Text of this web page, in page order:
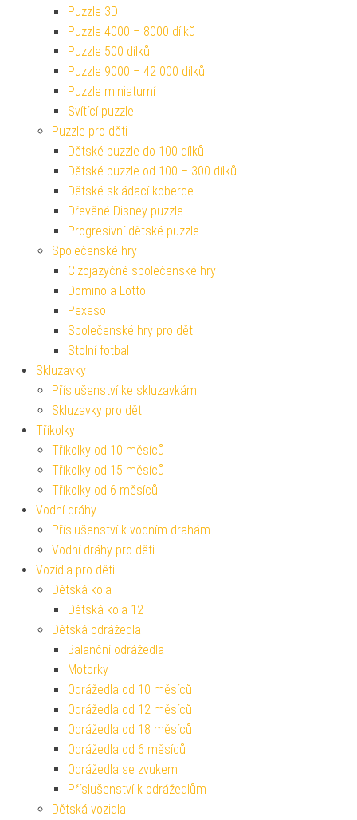
Puzzle 3D
Puzzle 4000 – 8000 dílků
Puzzle 500 dílků
Puzzle 9000 – 42 000 dílků
Puzzle miniaturní
Svítící puzzle
Puzzle pro děti
Dětské puzzle do 100 dílků
Dětské puzzle od 100 – 300 dílků
Dětské skládací koberce
Dřevěné Disney puzzle
Progresivní dětské puzzle
Společenské hry
Cizojazyčné společenské hry
Domino a Lotto
Pexeso
Společenské hry pro děti
Stolní fotbal
Skluzavky
Příslušenství ke skluzavkám
Skluzavky pro děti
Tříkolky
Tříkolky od 10 měsíců
Tříkolky od 15 měsíců
Tříkolky od 6 měsíců
Vodní dráhy
Příslušenství k vodním drahám
Vodní dráhy pro děti
Vozidla pro děti
Dětská kola
Dětská kola 12
Dětská odrážedla
Balanční odrážedla
Motorky
Odrážedla od 10 měsíců
Odrážedla od 12 měsíců
Odrážedla od 18 měsíců
Odrážedla od 6 měsíců
Odrážedla se zvukem
Příslušenství k odrážedlům
Dětská vozidla